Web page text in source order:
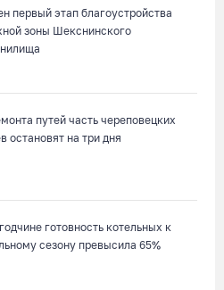
первый этап благоустройства
зоны Шекснинского
путей часть череповецких
остановят на три дня
готовность котельных к
сезону превысила 65%